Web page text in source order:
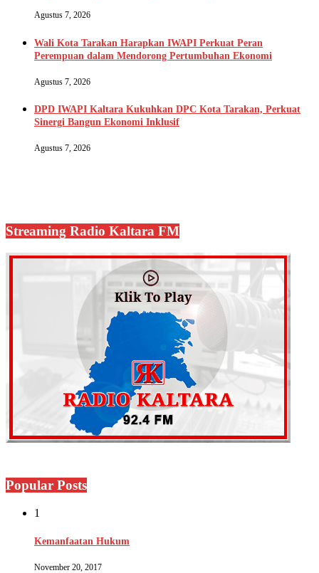
Agustus 7, 2026
Wali Kota Tarakan Harapkan IWAPI Perkuat Peran
Perempuan dalam Mendorong Pertumbuhan Ekonomi
Agustus 7, 2026
DPD IWAPI Kaltara Kukuhkan DPC Kota Tarakan, Perkuat
Sinergi Bangun Ekonomi Inklusif
Agustus 7, 2026
Streaming Radio Kaltara FM
Popular Posts
1
Kemanfaatan Hukum
November 20, 2017